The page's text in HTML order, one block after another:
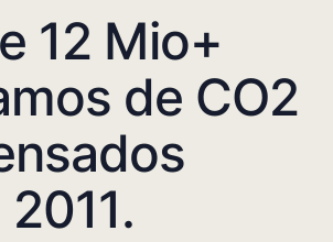
12 Mio+
de CO2